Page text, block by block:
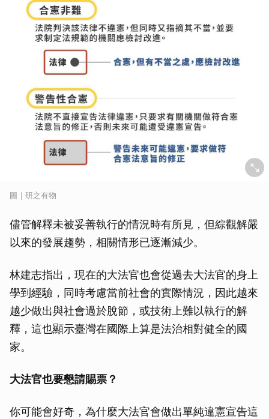
圖｜研之有物
儘管解釋未被妥善執行的情況時有所見，但綜觀解嚴
以來的發展趨勢，相關情形已逐漸減少。
林建志指出，現在的大法官也會從過去大法官的身上
學到經驗，同時考慮當前社會的實際情況，因此越來
越少做出與社會過於脫節，或技術上難以執行的解
釋，這也顯示臺灣在國際上算是法治相對健全的國
家。
大法官也要懇請賜票？
你可能會好奇，為什麼大法官會做出單純違憲宣告這